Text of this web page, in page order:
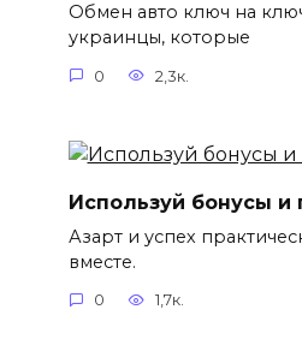
Обмен авто ключ на
украинцы, которые
0 2,3к.
Используй бонусы и
Азарт и успех
вместе.
0 1,7к.